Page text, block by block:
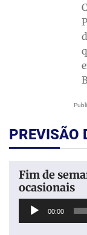
PREVISÃO
Fim de
ocasionais
Tocador
00:00